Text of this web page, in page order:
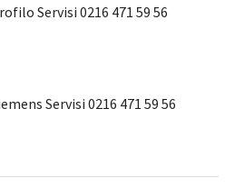
Servisi 0216 471 59 56
Servisi 0216 471 59 56